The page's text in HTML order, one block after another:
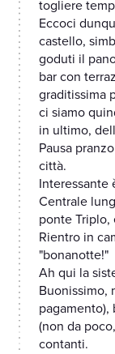
togliere
Eccoci
castello,
goduti il
bar con
graditissima
ci siamo
in ultimo,
Pausa
città.
Interessante
Centrale
ponte Triplo,
Rientro in
"bonanotte!"
Ah qui la
Buonissimo,
pagamento),
(non da
contanti.